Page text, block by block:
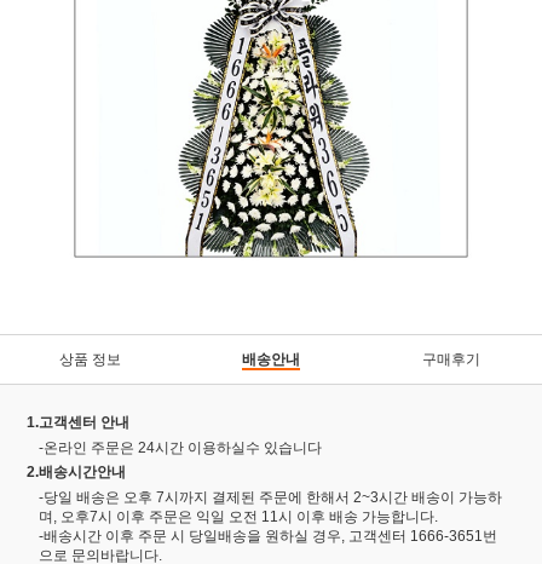
상품 정보 배송안내 구매후기
1.고객센터 안내
-온라인 주문은 24시간 이용하실수 있습니다
2.배송시간안내
-당일 배송은 오후 7시까지 결제된 주문에 한해서 2~3시간 배송이 가능하
며, 오후7시 이후 주문은 익일 오전 11시 이후 배송 가능합니다.
-배송시간 이후 주문 시 당일배송을 원하실 경우, 고객센터 1666-3651번
으로 문의바랍니다.